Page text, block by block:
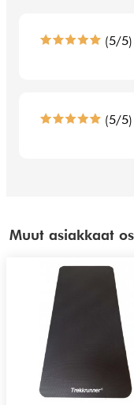
(5/
(5/
Muut asiakkaat